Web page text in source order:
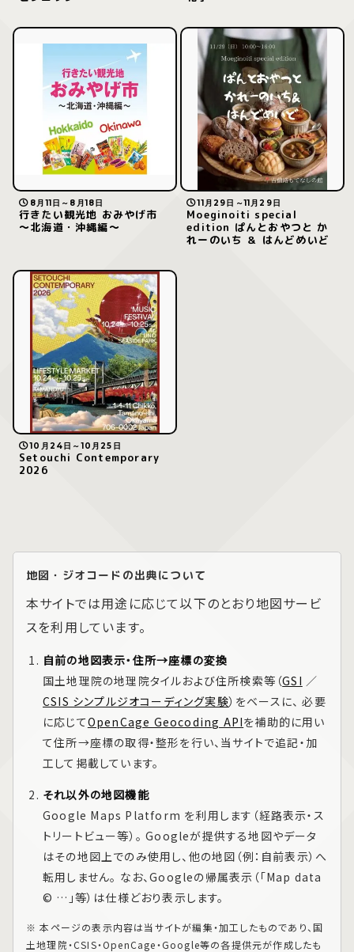
8月11日～8月18日
行きたい観光地 おみやげ市
～北海道・沖縄編～
11月29日～11月29日
Moeginoiti special
edition ぱんとおやつと か
れーのいち ＆ はんどめいど
10月24日～10月25日
Setouchi Contemporary
2026
地図・ジオコードの出典について
本サイトでは用途に応じて以下のとおり地図サービ
スを利用しています。
自前の地図表示・住所→座標の変換
国土地理院の地理院タイルおよび住所検索等（GSI ／
CSIS シンプルジオコーディング実験）をベースに、 必要
に応じてOpenCage Geocoding APIを補助的に用い
て住所→座標の取得・整形を行い、当サイトで追記・加
工して掲載しています。
それ以外の地図機能
Google Maps Platform を利用します（経路表示・ス
トリートビュー等）。 Googleが提供する地図やデータ
はその地図上でのみ使用し、他の地図（例：自前表示）へ
転用しません。 なお、Googleの帰属表示（「Map data
© …」等）は仕様どおり表示します。
※ 本ページの表示内容は当サイトが編集・加工したものであり、国
土地理院・CSIS・OpenCage・Google等の各提供元が作成したも